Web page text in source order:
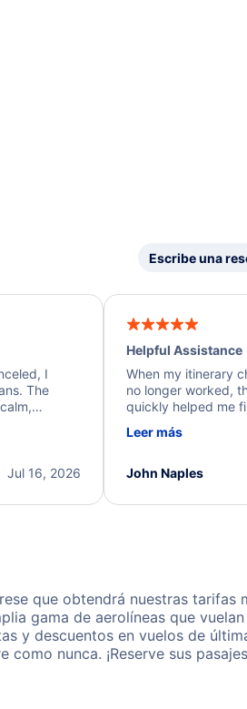
Escribe una
I
The
flight
and
Jul 16, 2026
Helpful Assistance
When my itinerary
no longer worked,
quickly helped me
beyond to resolve
Leer más
John Naples
que obtendrá nuestras tarifas
gama de aerolíneas que
y descuentos en vuelos de
nunca. ¡Reserve sus